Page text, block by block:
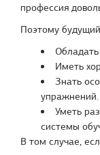
профессия
Поэтому
Иметь
Знать
упражнений.
Уметь
системы
В том случае,